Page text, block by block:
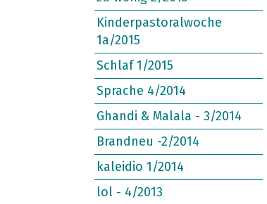
Kinderpastoralwoche
1a/2015
Schlaf 1/2015
Sprache 4/2014
Ghandi & Malala - 3/2014
Brandneu -2/2014
kaleidio 1/2014
lol - 4/2013